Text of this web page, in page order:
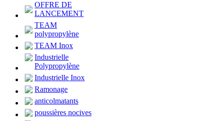
OFFRE DE
LANCEMENT
TEAM
polypropylène
TEAM Inox
Industrielle
Polypropylène
Industrielle Inox
Ramonage
anticolmatants
poussières nocives